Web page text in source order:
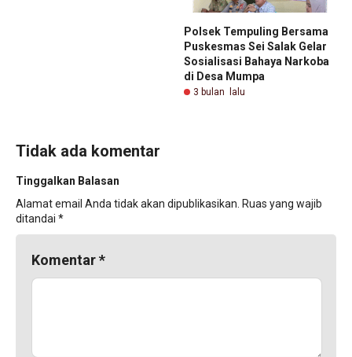
Polsek Tempuling Bersama
Puskesmas Sei Salak Gelar
Sosialisasi Bahaya Narkoba
di Desa Mumpa
3 bulan lalu
Tidak ada komentar
Tinggalkan Balasan
Alamat email Anda tidak akan dipublikasikan. Ruas yang wajib
ditandai *
Komentar*